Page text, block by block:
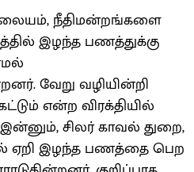
நீதிமன்றங்களை
இழந்த பணத்துக்கு
வேறு வழியின்றி
என்ற விரக்தியில்
சிலர் காவல் துறை,
ஏறி இழந்த பணத்தை பெற